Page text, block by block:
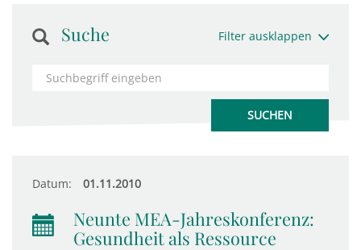
Suche Filter ausklappen
Datum: 01.11.2010
Neunte MEA-Jahreskonferenz:
Gesundheit als Ressource